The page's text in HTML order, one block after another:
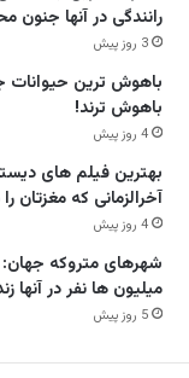
رانندگی در آنها
3 روز پیش
باهوش ترند!
4 روز پیش
آخرالزمانی که مغزتان
4 روز پیش
میلیون ها نفر در آنها
5 روز پیش